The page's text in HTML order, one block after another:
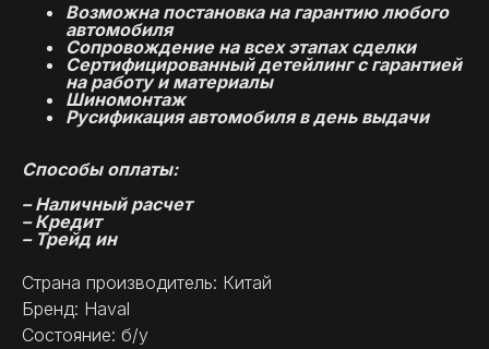
Возможна постановка на гарантию любого
автомобиля
Сопровождение на всех этапах сделки
Сертифицированный детейлинг с гарантией
на работу и материалы
Шиномонтаж
Русификация автомобиля в день выдачи
Способы оплаты:
– Наличный расчет
– Кредит
– Трейд ин
Страна производитель: Китай
Бренд: Haval
Состояние: б/у